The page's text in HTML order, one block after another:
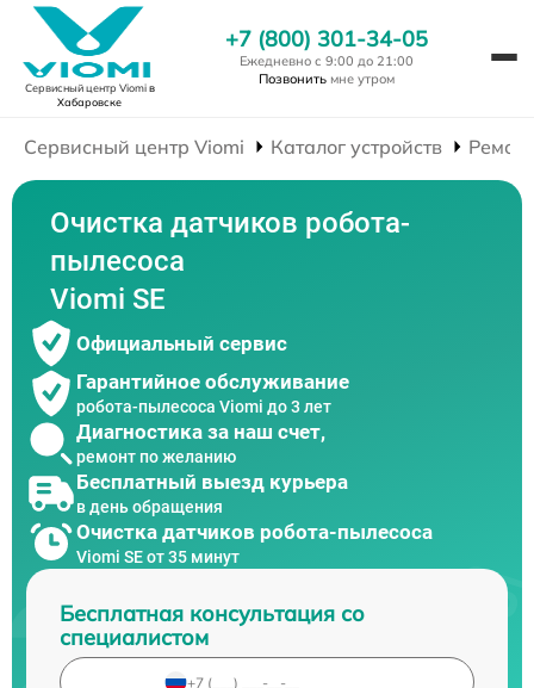
Сервисный центр Viomiв
Хабаровске
+7 (800) 301-34-05
Ежедневно с 9:00 до 21:00
Позвонить мне утром
Сервисный центр Viomi Каталог устройств
Очистка датчиков робота-
пылесоса
Viomi SE
Официальный сервис
Гарантийное обслуживание
робота-пылесоса Viomi до 3 лет
Диагностика за наш счет,
ремонт по желанию
Бесплатный выезд курьера
в день обращения
Очистка датчиков робота-пылесоса
Viomi SE от 35 минут
Бесплатная консультация со
специалистом